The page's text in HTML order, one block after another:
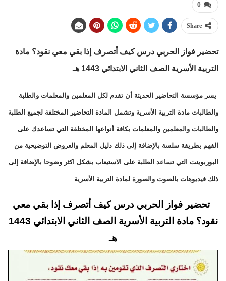
0
Share
تحضير فواز الحربي درس كيف أتصرف إذا بقي معي نقود؟ مادة
التربية الأسرية الصف الثاني الابتدائي 1443 هـ
يسر مؤسسة التحاضير الحديثة أن تقدم لكل المعلمين والمعلمات والطلبة
والطالبات مادة التربية الأسرية وتشمل المادة التحاضير المختلفة لجميع الطلبة
والطالبات والمعلمين والمعلمات بكافة أنواعها المختلفة التي تساعدك على
الفهم بطريقة سلسة بالإضافة إلى ذلك دليل المعلم والعروض التوضيحية من
البوربوينت التي تساعد الطلبة على الاستيعاب بشكل اكثر وضوحا بالإضافة إلى
ذلك فيديوهات بالصوت والصورة لمادة التربية الأسرية
تحضير فواز الحربي درس كيف أتصرف إذا بقي معي
نقود؟ مادة التربية الأسرية الصف الثاني الابتدائي 1443
هـ